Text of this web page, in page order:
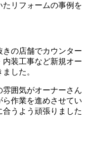
リフォームの事例を
の店舗でカウンター
装工事など新規オー
した。
囲気がオーナーさん
作業を進めさせてい
うよう頑張りました